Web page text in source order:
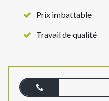
Prix imbattable
Travail de qualité